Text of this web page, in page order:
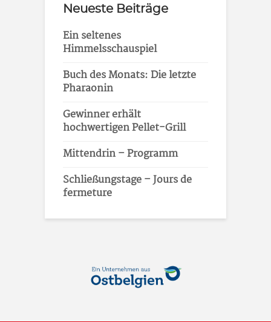
Neueste Beiträge
Ein seltenes
Himmelsschauspiel
Buch des Monats: Die letzte
Pharaonin
Gewinner erhält
hochwertigen Pellet-Grill
Mittendrin – Programm
Schließungstage – Jours de
fermeture